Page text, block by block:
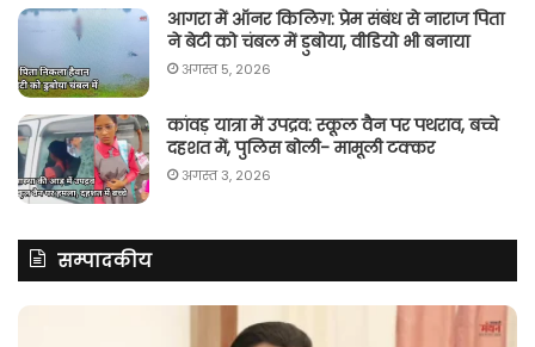
आगरा में ऑनर किलिग़: प्रेम संबंध से नाराज पिता
ने बेटी को चंबल में डुबोया, वीडियो भी बनाया
अगस्त 5, 2026
कांवड़ यात्रा में उपद्रव: स्कूल वैन पर पथराव, बच्चे
दहशत में, पुलिस बोली- मामूली टक्कर
अगस्त 3, 2026
सम्पादकीय